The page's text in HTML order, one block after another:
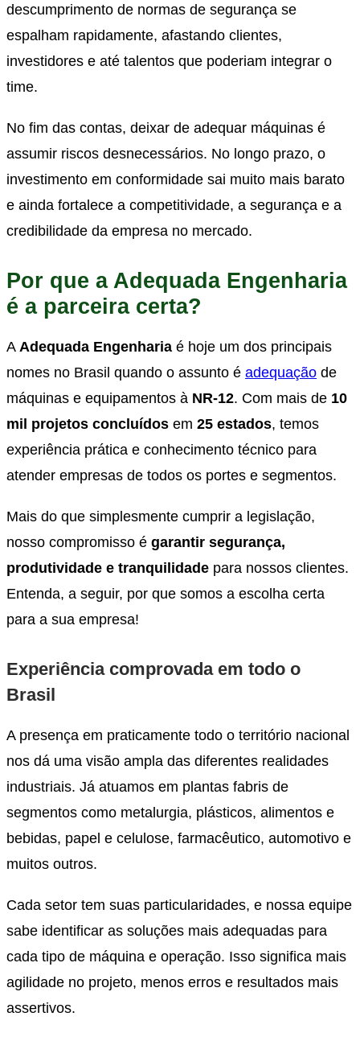
descumprimento de normas de segurança se
espalham rapidamente, afastando clientes,
investidores e até talentos que poderiam integrar o
time.
No fim das contas, deixar de adequar máquinas é
assumir riscos desnecessários. No longo prazo, o
investimento em conformidade sai muito mais barato
e ainda fortalece a competitividade, a segurança e a
credibilidade da empresa no mercado.
Por que a Adequada Engenharia
é a parceira certa?
A Adequada Engenharia é hoje um dos principais
nomes no Brasil quando o assunto é adequação de
máquinas e equipamentos à NR-12. Com mais de 10
mil projetos concluídos em 25 estados, temos
experiência prática e conhecimento técnico para
atender empresas de todos os portes e segmentos.
Mais do que simplesmente cumprir a legislação,
nosso compromisso é garantir segurança,
produtividade e tranquilidade para nossos clientes.
Entenda, a seguir, por que somos a escolha certa
para a sua empresa!
Experiência comprovada em todo o
Brasil
A presença em praticamente todo o território nacional
nos dá uma visão ampla das diferentes realidades
industriais. Já atuamos em plantas fabris de
segmentos como metalurgia, plásticos, alimentos e
bebidas, papel e celulose, farmacêutico, automotivo e
muitos outros.
Cada setor tem suas particularidades, e nossa equipe
sabe identificar as soluções mais adequadas para
cada tipo de máquina e operação. Isso significa mais
agilidade no projeto, menos erros e resultados mais
assertivos.